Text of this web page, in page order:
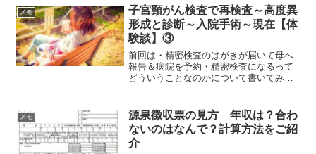
´∀｀*)ﾉ「いつ戻ってくるかなぁ♡」なん
て待ち遠しくな...
メモ
子宮頸がん検査で再検査～高度異
形成と診断～入院手術～現在【体
験談】③
前回は・精密検査のはがきが届いて母へ
報告＆病院を予約・精密検査になるって
どういうことなのかについて書いてみま
☑そもそも異形成とは？☑精密検査の結
果について書いていきます...
メモ
源泉徴収票の見方 年収は？合わ
ないのはなんで？計算方法をご紹
介